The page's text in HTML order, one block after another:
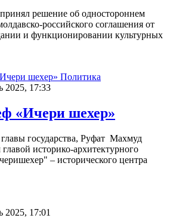
решение об одностороннем
российского соглашения от
и функционировании культурных
Политика
2025, 17:33
«Ичери шехер»
государства, Руфат Махмуд
историко-архитектурного
– исторического центра
2025, 17:01